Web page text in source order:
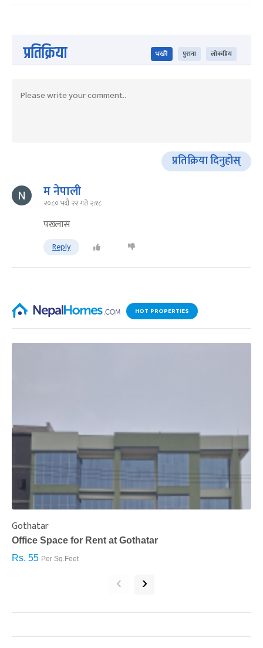
प्रतिक्रिया भर्खरै पुराना लोकप्रिय
प्रतिक्रिया दिनुहोस्
म नेपाली
२०८० भदौ २२ गते २:१८
पख्लास
Reply
HOT PROPERTIES
Gothatar
Office Space for Rent at Gothatar
Rs. 55 Per Sq.Feet
‹ ›